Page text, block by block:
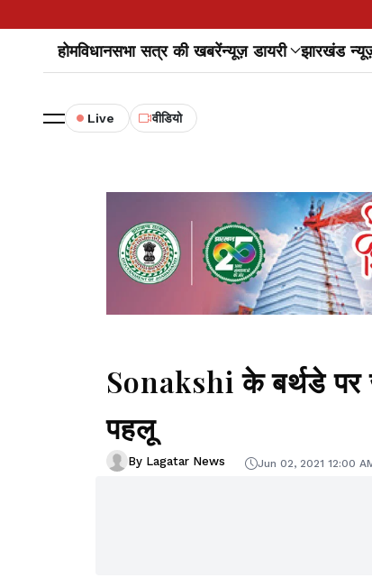
होमविधानसभा सत्र की खबरेंन्यूज़ डायरी झारखंड
Live वीडियो
Sonakshi के बर्थडे
पहलू
By Lagatar News Jun 02, 2021 12:00